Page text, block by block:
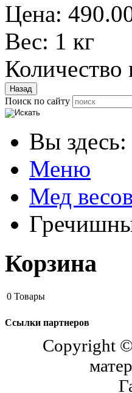
Цена:
Вес: 1 кг
Количество
Поиск по сайту
Вы здесь:
Меню
Мед
Корзина
0 Товары
Ссылки партнеров
Copyright